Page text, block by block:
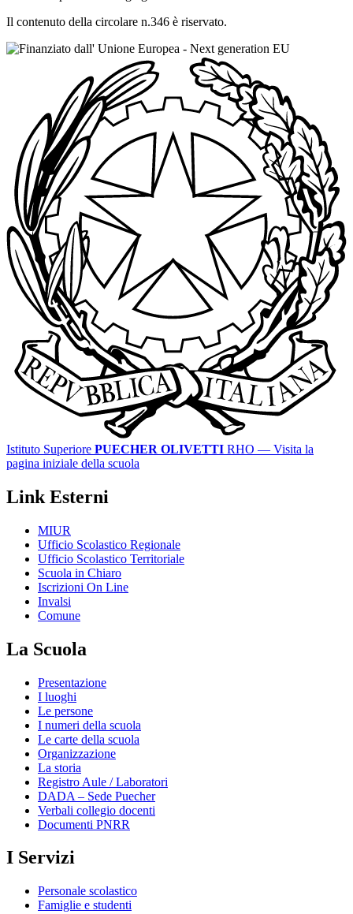
Il contenuto della circolare n.346 è riservato.
Istituto Superiore PUECHER OLIVETTI RHO — Visita la
pagina iniziale della scuola
Link Esterni
MIUR
Ufficio Scolastico Regionale
Ufficio Scolastico Territoriale
Scuola in Chiaro
Iscrizioni On Line
Invalsi
Comune
La Scuola
Presentazione
I luoghi
Le persone
I numeri della scuola
Le carte della scuola
Organizzazione
La storia
Registro Aule / Laboratori
DADA – Sede Puecher
Verbali collegio docenti
Documenti PNRR
I Servizi
Personale scolastico
Famiglie e studenti